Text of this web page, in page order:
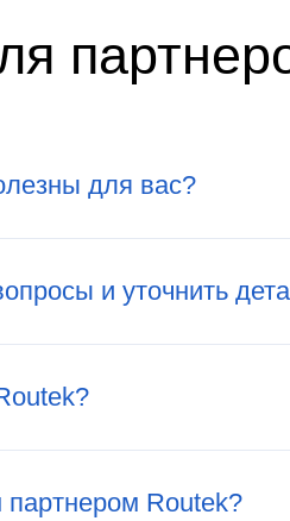
для вас?
и уточнить
Routek?